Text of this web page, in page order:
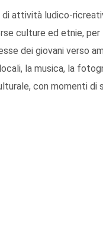
attività ludico-
culture ed etnie,
dei giovani verso
la musica, la
con momenti di